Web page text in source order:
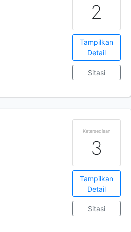
2
Tampilkan
Detail
Sitasi
Ketersediaan
3
Tampilkan
Detail
Sitasi